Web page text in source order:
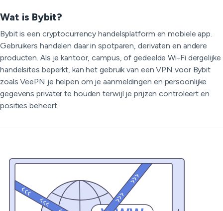
Wat is Bybit?
Bybit is een cryptocurrency handelsplatform en mobiele app.
Gebruikers handelen daar in spotparen, derivaten en andere
producten. Als je kantoor, campus, of gedeelde Wi-Fi dergelijke
handelsites beperkt, kan het gebruik van een VPN voor Bybit
zoals VeePN je helpen om je aanmeldingen en persoonlijke
gegevens privater te houden terwijl je prijzen controleert en
posities beheert.